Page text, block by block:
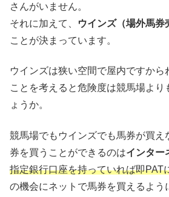
さんがいません。
それに加えて、
ウインズ（場外馬券
ことが決まっています。
ウインズは狭い空間で屋内ですから
ことを考えると危険度は競馬場より
ょうか。
競馬場でもウインズでも馬券が買え
券を買うことができるのはインター
指定銀行口座を持っていれば即PAT
の機会にネットで馬券を買えるよう